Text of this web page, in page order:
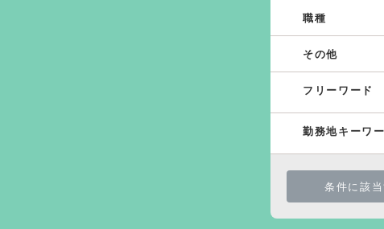
職種
その他
フリーワード
勤務地キーワ
条件に該